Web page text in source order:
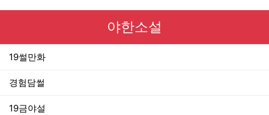
야한소설
19썰만화
경험담썰
19금야설